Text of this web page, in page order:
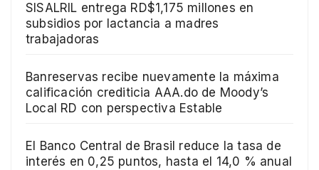
SISALRIL entrega RD$1,175 millones en
subsidios por lactancia a madres
trabajadoras
Banreservas recibe nuevamente la máxima
calificación crediticia AAA.do de Moody’s
Local RD con perspectiva Estable
El Banco Central de Brasil reduce la tasa de
interés en 0,25 puntos, hasta el 14,0 % anual